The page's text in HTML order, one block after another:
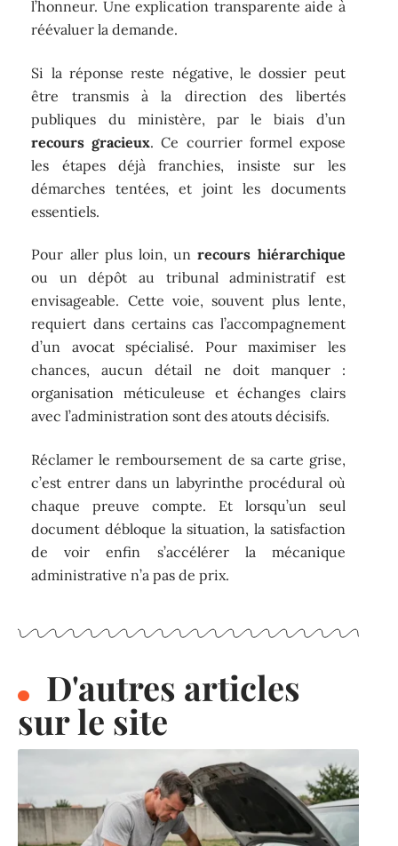
l’honneur. Une explication transparente aide à
réévaluer la demande.
Si la réponse reste négative, le dossier peut
être transmis à la direction des libertés
publiques du ministère, par le biais d’un
recours gracieux. Ce courrier formel expose
les étapes déjà franchies, insiste sur les
démarches tentées, et joint les documents
essentiels.
Pour aller plus loin, unrecours hiérarchique
ou un dépôt au tribunal administratif est
envisageable. Cette voie, souvent plus lente,
requiert dans certains cas l’accompagnement
d’un avocat spécialisé. Pour maximiser les
chances, aucun détail ne doit manquer :
organisation méticuleuse et échanges clairs
avec l’administration sont des atouts décisifs.
Réclamer le remboursement de sa carte grise,
c’est entrer dans un labyrinthe procédural où
chaque preuve compte. Et lorsqu’un seul
document débloque la situation, la satisfaction
de voir enfin s’accélérer la mécanique
administrative n’a pas de prix.
D'autres articles
sur le site